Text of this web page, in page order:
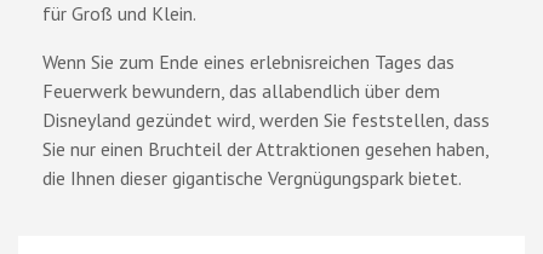
für Groß und Klein.
Wenn Sie zum Ende eines erlebnisreichen Tages das
Feuerwerk bewundern, das allabendlich über dem
Disneyland gezündet wird, werden Sie feststellen, dass
Sie nur einen Bruchteil der Attraktionen gesehen haben,
die Ihnen dieser gigantische Vergnügungspark bietet.